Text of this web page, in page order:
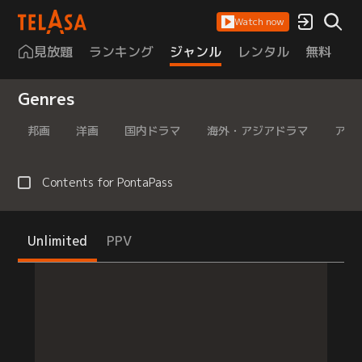
Watch now
見放題 ランキング ジャンル レンタル 無料
Genres
邦画 洋画 国内ドラマ 海外・アジアドラマ アニ
Contents for PontaPass
Unlimited PPV